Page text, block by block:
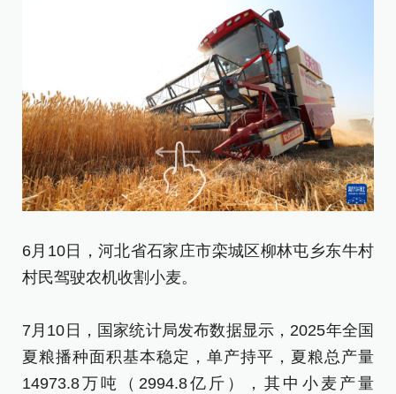
6月10日，河北省石家庄市栾城区柳林屯乡东牛村
村民驾驶农机收割小麦。
7月10日，国家统计局发布数据显示，2025年全国
夏粮播种面积基本稳定，单产持平，夏粮总产量
14973.8万吨（2994.8亿斤），其中小麦产量